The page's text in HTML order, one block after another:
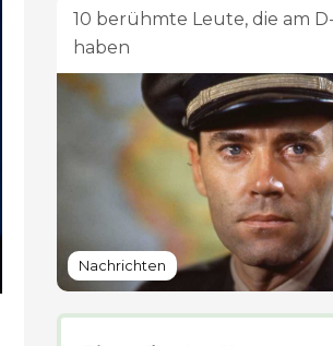
10 berühmte Leute, die am
haben
Nachrichten